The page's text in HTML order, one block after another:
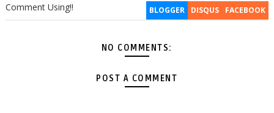
BLOGGER DISQUS FACEBOOK
Comment Using!!
NO COMMENTS:
POST A COMMENT